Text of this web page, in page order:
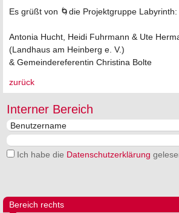
Es grüßt von 🌀die Projektgruppe Labyrinth:
Antonia Hucht, Heidi Fuhrmann & Ute
(Landhaus am Heinberg e. V.)
& Gemeindereferentin Christina Bolte
zurück
Interner Bereich
Ich habe die Datenschutzerklärung
Bereich rechts